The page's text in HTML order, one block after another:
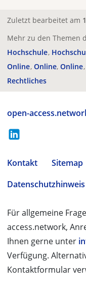
Zuletzt bearbeitet am
Mehr zu den Themen
Hochschule
Online Online Online
Rechtliches
open-
Kontakt Sitemap
Datenschutzhinweis
Für allgemeine
access.network,
Ihnen gerne unter
Verfügung.
Kontaktformular